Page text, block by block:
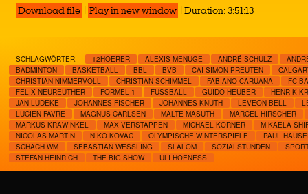
Download file | Play in new window | Duration: 3:51:13
SCHLAGWÖRTER: 12HOERER ALEXIS MENUGE ANDRÉ SCHULZ
BADMINTON
BASKETBALL BBL BVB CAI-SIMON PREUTEN
CHRISTIAN NIMMERVOLL
CHRISTIAN SCHIMMEL FABIANO CARUANA
FC
FELIX NEUREUTHER
FORMEL 1 FUSSBALL GUIDO HEUBER
HENRIK
JAN LÜDEKE
JOHANNES FISCHER JOHANNES KNUTH LEVEON BELL
LUCIEN FAVRE
MAGNUS CARLSEN MALTE MASUTH
MARCEL HIRSCHER
MARKUS KRAWINKEL
MAX VERSTAPPEN MICHAEL KÖRNER
MIKAELA
NICOLAS MARTIN
NIKO KOVAC OLYMPISCHE WINTERSPIELE
PAUL
SCHACH WM
SEBASTIAN WESSLING SLALOM SOZIALSTUNDEN
STEFAN HEINRICH
THE BIG SHOW ULI HOENESS